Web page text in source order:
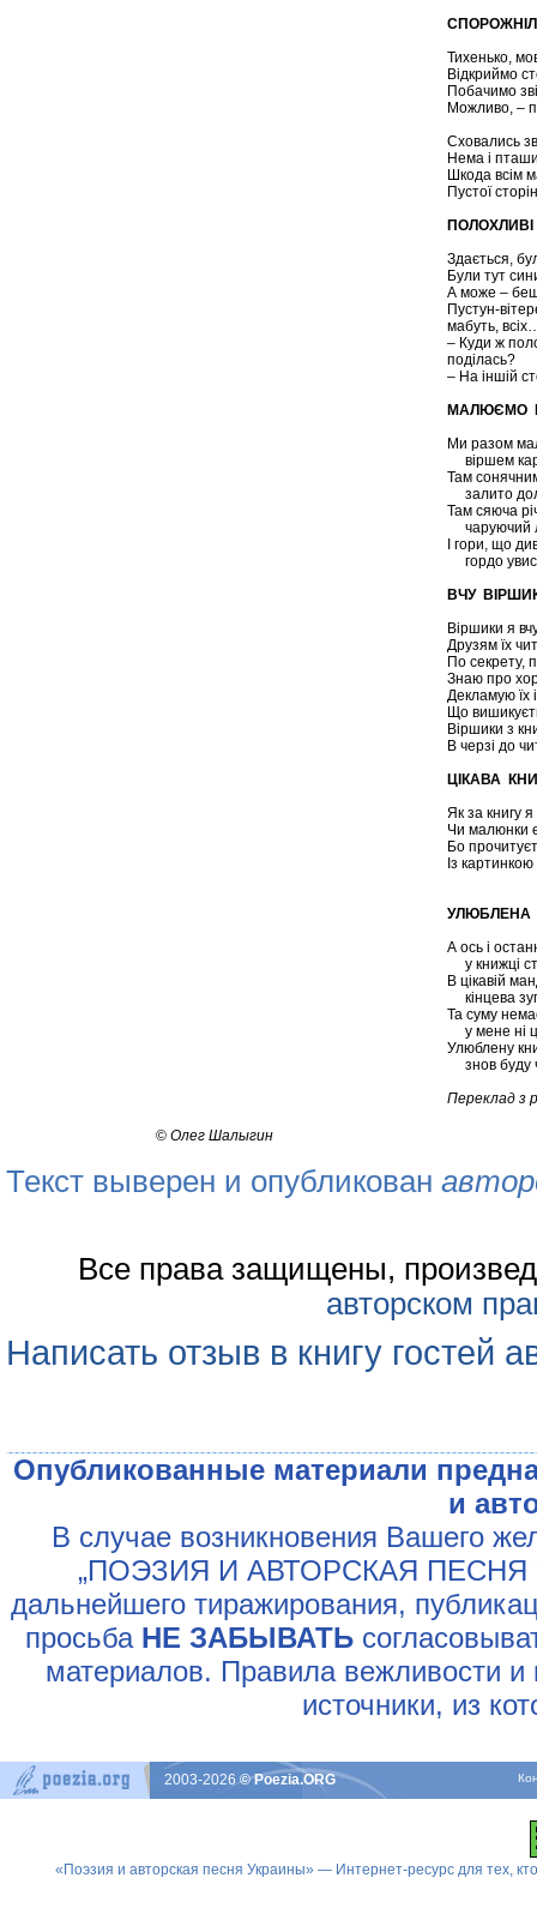
Тихенько,
Відкриймо
Побачимо
Можливо, –
Сховались
Нема і
Шкода всім
Пустої
Здається,
Були тут
А може –
Пустун-
мабуть,
– Куди ж
поділась?
– На іншій
МАЛЮЄМО
Ми разом
віршем
Там
залито
Там сяюча
чаруючий
І гори, що
гордо
ВЧУ
Віршики я
Друзям їх
По секрету,
Знаю про
Декламую їх
Що
Віршики з
В черзі до
ЦІКАВА
Як за книгу
Чи малюнки
Бо
Із картинкою
УЛЮБЛЕНА
А ось і
у книжці
В цікавій
кінцева
Та суму
у мене ні
Улюблену
знов буду
Переклад з
© Олег Шалыгин
Текст выверен и опубликован
Все права защищены,
авторском
Написать отзыв в книгу гостей
Опубликованные материали
и
В случае возникновения Вашего
„ПОЭЗИЯ И АВТОРСКАЯ ПЕСНЯ
дальнейшего тиражирования,
просьба НЕ ЗАБЫВАТЬ
материалов. Правила вежливости и
источники, из
2003-2026© Poezia.ORG
«Поэзия и авторская песня Украины» — Интернет-ресурс для тех,